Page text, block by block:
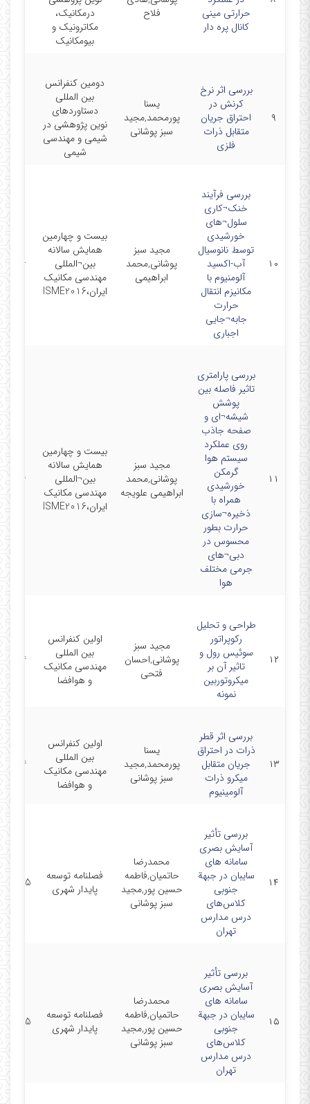
حرارتی مینی
کانال پره دار
فلاح
درمکانیک،
مکاترونیک و
بیومکانیک
۹
بررسی اثر نرخ
کرنش در
احتراق جریان
متقابل ذرات
فلزی
یسنا
پورمحمد,مجید
سبز پوشانی
دومین کنفرانس
بین المللی
دستاوردهای
نوین پژوهشی در
شیمی و مهندسی
شیمی
۱۰
بررسی فرآیند
خنک¬کاری
سلول¬های
خورشیدی
توسط نانوسیال
آب-اکسید
آلومنیوم با
مکانیزم انتقال
حرارت
جابه¬جایی
اجباری
مجید سبز
پوشانی,محمد
ابراهیمی
بیست و چهارمین
همایش سالانه
بین¬المللی
مهندسی مکانیک
ایران،ISME2016
4-26
۱۱
بررسی پارامتری
تاثیر فاصله بین
پوشش
شیشه¬ای و
صفحه جاذب
روی عملکرد
سیستم هوا
گرمکن
خورشیدی
همراه با
ذخیره¬سازی
حرارت بطور
محسوس در
دبی¬های
جرمی مختلف
هوا
مجید سبز
پوشانی,محمد
ابراهیمی علویجه
بیست و چهارمین
همایش سالانه
بین¬المللی
مهندسی مکانیک
ایران،ISME2016
4-26
۱۲
طراحی و تحلیل
رکوپراتور
سوئیس رول و
تاثیر آن بر
میکروتوربین
نمونه
مجید سبز
پوشانی,احسان
فتحی
اولین کنفرانس
بین المللی
مهندسی مکانیک
و هوافضا
4-14
۱۳
بررسی اثر قطر
ذرات در احتراق
جریان متقابل
میکرو ذرات
آلومینیوم
یسنا
پورمحمد,مجید
سبز پوشانی
اولین کنفرانس
بین المللی
مهندسی مکانیک
و هوافضا
4-14
۱۴
بررسی تأثیر
آسایش بصری
سامانه های
سایبان در جبهة
جنوبی
کلاس‌های
درس مدارس
تهران
محمدرضا
حاتمیان,فاطمه
حسین پور,مجید
سبز پوشانی
فصلنامه توسعه
پایدار شهری
05/15
۱۵
بررسی تأثیر
آسایش بصری
سامانه های
سایبان در جبهة
جنوبی
کلاس‌های
درس مدارس
تهران
محمدرضا
حاتمیان,فاطمه
حسین پور,مجید
سبز پوشانی
فصلنامه توسعه
پایدار شهری
05/15